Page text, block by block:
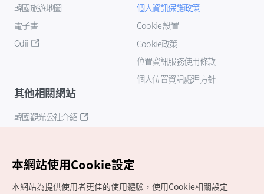
韓國旅遊地圖
電子書
Odii
個人資訊保護政策
Cookie 設置
Cookie政策
位置資訊服務使用條款
個人位置資訊處理方針
其他相關網站
韓國觀光公社介紹
本網站使用Cookie設定
本網站為提供使用者更佳的使用體驗，使用Cookie相關設定